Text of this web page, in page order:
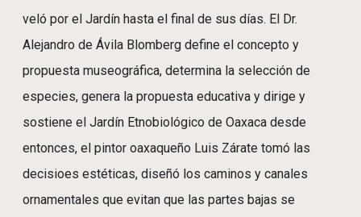
veló por el Jardín hasta el final de sus días. El Dr.
Alejandro de Ávila Blomberg define el concepto y
propuesta museográfica, determina la selección de
especies, genera la propuesta educativa y dirige y
sostiene el Jardín Etnobiológico de Oaxaca desde
entonces, el pintor oaxaqueño Luis Zárate tomó las
decisioes estéticas, diseñó los caminos y canales
ornamentales que evitan que las partes bajas se